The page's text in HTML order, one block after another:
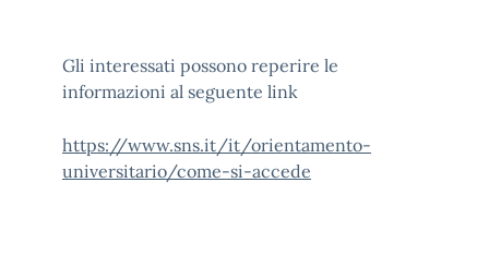
Gli interessati possono reperire le
informazioni al seguente link
https://www.sns.it/it/orientamento-
universitario/come-si-accede